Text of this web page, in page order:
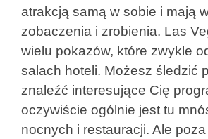
atrakcją samą w sobie i mają
zobaczenia i zrobienia. Las
wielu pokazów, które zwykle
salach hoteli. Możesz śledzić
znaleźć interesujące Cię
oczywiście ogólnie jest tu
nocnych i restauracji. Ale